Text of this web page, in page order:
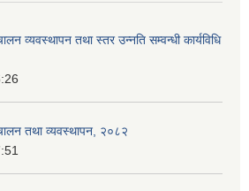
व्यवस्थापन तथा स्तर उन्नति सम्वन्धी कार्यविधि
तथा व्यवस्थापन, २०८२